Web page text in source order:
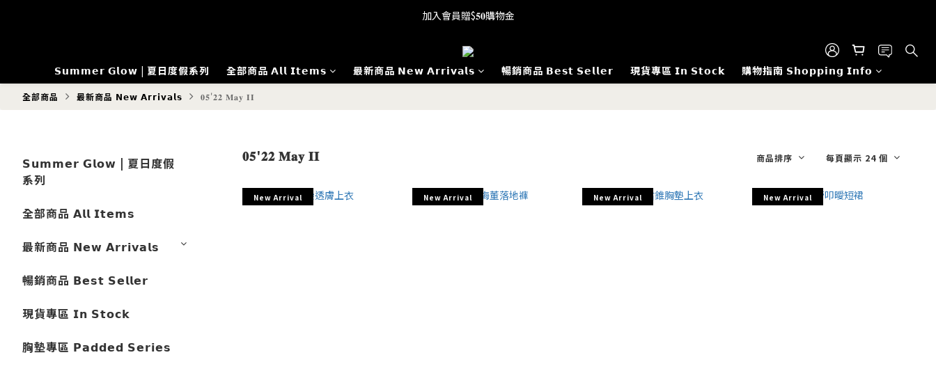
全館滿 $𝟏𝟓𝟎𝟎 享免運
加入會員贈$𝟓𝟎購物金
全館滿 $𝟏𝟓𝟎𝟎 享免運
𝗦𝘂𝗺𝗺𝗲𝗿 𝗚𝗹𝗼𝘄 | 夏日度假系列
全部商品 𝗔𝗹𝗹 𝗜𝘁𝗲𝗺𝘀 最新商品 𝗡𝗲𝘄 𝗔𝗿𝗿𝗶𝘃𝗮𝗹𝘀 暢銷商品 𝗕𝗲𝘀𝘁 𝗦𝗲𝗹𝗹𝗲𝗿 現貨專區 𝗜𝗻 𝗦𝘁𝗼𝗰𝗸 購物指南 𝗦𝗵𝗼𝗽𝗽𝗶𝗻𝗴 𝗜𝗻𝗳𝗼
全部商品 最新商品 𝗡𝗲𝘄 𝗔𝗿𝗿𝗶𝘃𝗮𝗹𝘀 𝟎𝟓'𝟐𝟐 𝐌𝐚𝐲 𝐈𝐈
𝗦𝘂𝗺𝗺𝗲𝗿 𝗚𝗹𝗼𝘄 | 夏日度假
系列
全部商品 𝗔𝗹𝗹 𝗜𝘁𝗲𝗺𝘀
最新商品 𝗡𝗲𝘄 𝗔𝗿𝗿𝗶𝘃𝗮𝗹𝘀
暢銷商品 𝗕𝗲𝘀𝘁 𝗦𝗲𝗹𝗹𝗲𝗿
現貨專區 𝗜𝗻 𝗦𝘁𝗼𝗰𝗸
胸墊專區 𝗣𝗮𝗱𝗱𝗲𝗱 𝗦𝗲𝗿𝗶𝗲𝘀
𝟎𝟓'𝟐𝟐 𝐌𝐚𝐲 𝐈𝐈 商品排序 每頁顯示 24 個
New Arrival New Arrival New Arrival New Arrival